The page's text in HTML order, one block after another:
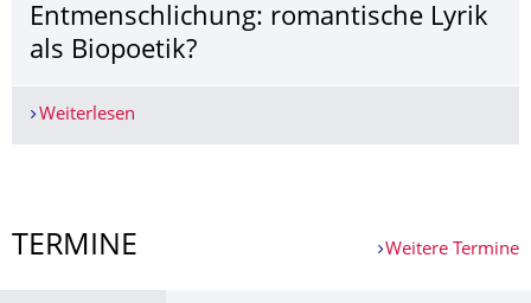
Entmenschli­chung: romantische Lyrik
als Biopoetik?
Weiterlesen
TERMINE Weitere Termine